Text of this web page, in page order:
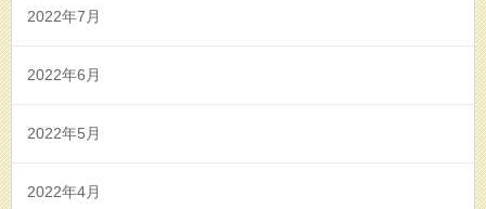
2022年7月
2022年6月
2022年5月
2022年4月